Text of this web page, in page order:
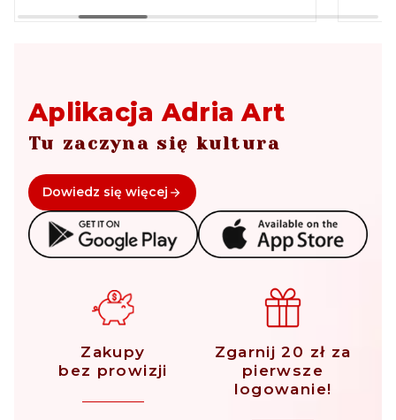
Aplikacja Adria Art
Tu zaczyna się kultura
Dowiedz się więcej
Zakupy
bez prowizji
Zgarnij 20 zł za
pierwsze
logowanie!